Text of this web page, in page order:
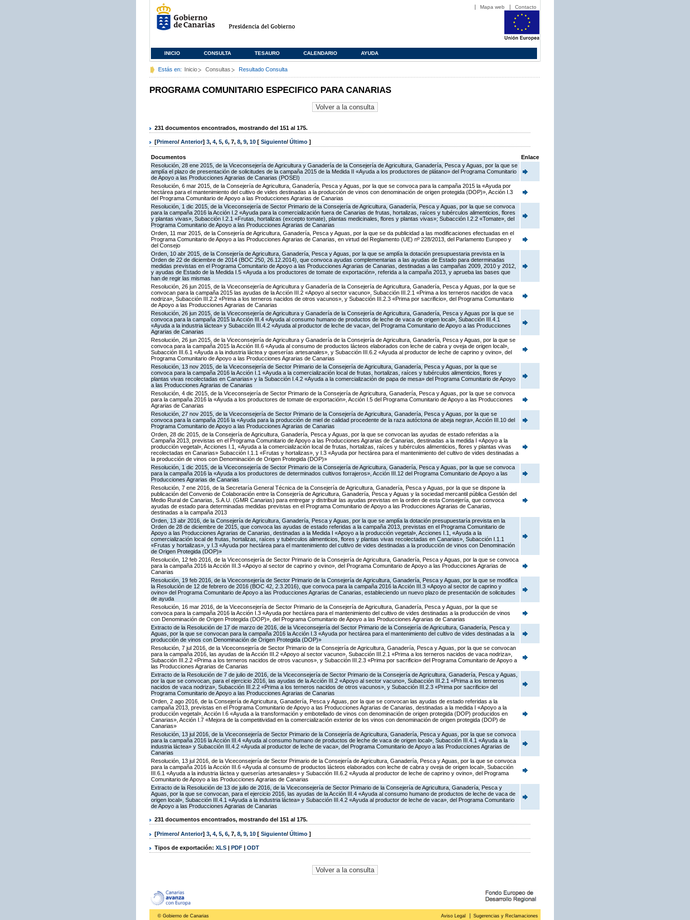
Mapa web Contacto
INICIO CONSULTA TESAURO CALENDARIO AYUDA
Estás en: Inicio Consultas Resultado Consulta
PROGRAMA COMUNITARIO ESPECIFICO PARA CANARIAS
231 documentos encontrados, mostrando del 151 al 175.
[Primero/ Anterior] 3, 4, 5, 6, 7, 8, 9, 10 [ Siguiente/ Último ]
Documentos
Enlace
Resolución, 28 ene 2015, de la Viceconsejería de Agricultura y Ganadería de la Consejería de Agricultura, Ganadería, Pesca y Aguas, por la que se
amplía el plazo de presentación de solicitudes de la campaña 2015 de la Medida II «Ayuda a los productores de plátano» del Programa Comunitario
de Apoyo a las Producciones Agrarias de Canarias (POSEI)
Resolución, 6 mar 2015, de la Consejería de Agricultura, Ganadería, Pesca y Aguas, por la que se convoca para la campaña 2015 la «Ayuda por
hectárea para el mantenimiento del cultivo de vides destinadas a la producción de vinos con denominación de origen protegida (DOP)», Acción I.3
del Programa Comunitario de Apoyo a las Producciones Agrarias de Canarias
Resolución, 1 dic 2015, de la Viceconsejería de Sector Primario de la Consejería de Agricultura, Ganadería, Pesca y Aguas, por la que se convoca
para la campaña 2016 la Acción I.2 «Ayuda para la comercialización fuera de Canarias de frutas, hortalizas, raíces y tubérculos alimenticios, flores
y plantas vivas», Subacción I.2.1 «Frutas, hortalizas (excepto tomate), plantas medicinales, flores y plantas vivas»; Subacción I.2.2 «Tomate», del
Programa Comunitario de Apoyo a las Producciones Agrarias de Canarias
Orden, 11 mar 2015, de la Consejería de Agricultura, Ganadería, Pesca y Aguas, por la que se da publicidad a las modificaciones efectuadas en el
Programa Comunitario de Apoyo a las Producciones Agrarias de Canarias, en virtud del Reglamento (UE) nº 228/2013, del Parlamento Europeo y
del Consejo
Orden, 10 abr 2015, de la Consejería de Agricultura, Ganadería, Pesca y Aguas, por la que se amplía la dotación presupuestaria prevista en la
Orden de 22 de diciembre de 2014 (BOC 250, 26.12.2014), que convoca ayudas complementarias a las ayudas de Estado para determinadas
medidas previstas en el Programa Comunitario de Apoyo a las Producciones Agrarias de Canarias, destinadas a las campañas 2009, 2010 y 2012,
y ayudas de Estado de la Medida I.5 «Ayuda a los productores de tomate de exportación», referida a la campaña 2013, y aprueba las bases que
han de regir las mismas
Resolución, 26 jun 2015, de la Viceconsejería de Agricultura y Ganadería de la Consejería de Agricultura, Ganadería, Pesca y Aguas, por la que se
convocan para la campaña 2015 las ayudas de la Acción III.2 «Apoyo al sector vacuno», Subacción III.2.1 «Prima a los terneros nacidos de vaca
nodriza», Subacción III.2.2 «Prima a los terneros nacidos de otros vacunos», y Subacción III.2.3 «Prima por sacrificio», del Programa Comunitario
de Apoyo a las Producciones Agrarias de Canarias
Resolución, 26 jun 2015, de la Viceconsejería de Agricultura y Ganadería de la Consejería de Agricultura, Ganadería, Pesca y Aguas por la que se
convoca para la campaña 2015 la Acción III.4 «Ayuda al consumo humano de productos de leche de vaca de origen local», Subacción III.4.1
«Ayuda a la industria láctea» y Subacción III.4.2 «Ayuda al productor de leche de vaca», del Programa Comunitario de Apoyo a las Producciones
Agrarias de Canarias
Resolución, 26 jun 2015, de la Viceconsejería de Agricultura y Ganadería de la Consejería de Agricultura, Ganadería, Pesca y Aguas, por la que se
convoca para la campaña 2015 la Acción III.6 «Ayuda al consumo de productos lácteos elaborados con leche de cabra y oveja de origen local»,
Subacción III.6.1 «Ayuda a la industria láctea y queserías artesanales», y Subacción III.6.2 «Ayuda al productor de leche de caprino y ovino», del
Programa Comunitario de Apoyo a las Producciones Agrarias de Canarias
Resolución, 13 nov 2015, de la Viceconsejería de Sector Primario de la Consejería de Agricultura, Ganadería, Pesca y Aguas, por la que se
convoca para la campaña 2016 la Acción I.1 «Ayuda a la comercialización local de frutas, hortalizas, raíces y tubérculos alimenticios, flores y
plantas vivas recolectadas en Canarias» y la Subacción I.4.2 «Ayuda a la comercialización de papa de mesa» del Programa Comunitario de Apoyo
a las Producciones Agrarias de Canarias
Resolución, 4 dic 2015, de la Viceconsejería de Sector Primario de la Consejería de Agricultura, Ganadería, Pesca y Aguas, por la que se convoca
para la campaña 2016 la «Ayuda a los productores de tomate de exportación», Acción I.5 del Programa Comunitario de Apoyo a las Producciones
Agrarias de Canarias
Resolución, 27 nov 2015, de la Viceconsejería de Sector Primario de la Consejería de Agricultura, Ganadería, Pesca y Aguas, por la que se
convoca para la campaña 2016 la «Ayuda para la producción de miel de calidad procedente de la raza autóctona de abeja negra», Acción III.10 del
Programa Comunitario de Apoyo a las Producciones Agrarias de Canarias
Orden, 28 dic 2015, de la Consejería de Agricultura, Ganadería, Pesca y Aguas, por la que se convocan las ayudas de estado referidas a la
Campaña 2013, previstas en el Programa Comunitario de Apoyo a las Producciones Agrarias de Canarias, destinadas a la medida I «Apoyo a la
producción vegetal», Acciones I.1, «Ayuda a la comercialización local de frutas, hortalizas, raíces y tubérculos alimenticios, flores y plantas vivas
recolectadas en Canarias» Subacción I.1.1 «Frutas y hortalizas», y I.3 «Ayuda por hectárea para el mantenimiento del cultivo de vides destinadas a
la producción de vinos con Denominación de Origen Protegida (DOP)»
Resolución, 1 dic 2015, de la Viceconsejería de Sector Primario de la Consejería de Agricultura, Ganadería, Pesca y Aguas, por la que se convoca
para la campaña 2016 la «Ayuda a los productores de determinados cultivos forrajeros», Acción III.12 del Programa Comunitario de Apoyo a las
Producciones Agrarias de Canarias
Resolución, 7 ene 2016, de la Secretaría General Técnica de la Consejería de Agricultura, Ganadería, Pesca y Aguas, por la que se dispone la
publicación del Convenio de Colaboración entre la Consejería de Agricultura, Ganadería, Pesca y Aguas y la sociedad mercantil pública Gestión del
Medio Rural de Canarias, S.A.U. (GMR Canarias) para entregar y distribuir las ayudas previstas en la orden de esta Consejería, que convoca
ayudas de estado para determinadas medidas previstas en el Programa Comunitario de Apoyo a las Producciones Agrarias de Canarias,
destinadas a la campaña 2013
Orden, 13 abr 2016, de la Consejería de Agricultura, Ganadería, Pesca y Aguas, por la que se amplía la dotación presupuestaría prevista en la
Orden de 28 de diciembre de 2015, que convoca las ayudas de estado referidas a la campaña 2013, previstas en el Programa Comunitario de
Apoyo a las Producciones Agrarias de Canarias, destinadas a la Medida I «Apoyo a la producción vegetal», Acciones I.1, «Ayuda a la
comercialización local de frutas, hortalizas, raíces y tubérculos alimenticios, flores y plantas vivas recolectadas en Canarias», Subacción I.1.1
«Frutas y hortalizas», y I.3 «Ayuda por hectárea para el mantenimiento del cultivo de vides destinadas a la producción de vinos con Denominación
de Origen Protegida (DOP)»
Resolución, 12 feb 2016, de la Viceconsejería de Sector Primario de la Consejería de Agricultura, Ganadería, Pesca y Aguas, por la que se convoca
para la campaña 2016 la Acción III.3 «Apoyo al sector de caprino y ovino», del Programa Comunitario de Apoyo a las Producciones Agrarias de
Canarias
Resolución, 19 feb 2016, de la Viceconsejería de Sector Primario de la Consejería de Agricultura, Ganadería, Pesca y Aguas, por la que se modifica
la Resolución de 12 de febrero de 2016 (BOC 42, 2.3.2016), que convoca para la campaña 2016 la Acción III.3 «Apoyo al sector de caprino y
ovino» del Programa Comunitario de Apoyo a las Producciones Agrarias de Canarias, estableciendo un nuevo plazo de presentación de solicitudes
de ayuda
Resolución, 16 mar 2016, de la Viceconsejería de Sector Primario de la Consejería de Agricultura, Ganadería, Pesca y Aguas, por la que se
convoca para la campaña 2016 la Acción I.3 «Ayuda por hectárea para el mantenimiento del cultivo de vides destinadas a la producción de vinos
con Denominación de Origen Protegida (DOP)», del Programa Comunitario de Apoyo a las Producciones Agrarias de Canarias
Extracto de la Resolución de 17 de marzo de 2016, de la Viceconsejería del Sector Primario de la Consejería de Agricultura, Ganadería, Pesca y
Aguas, por la que se convocan para la campaña 2016 la Acción I.3 «Ayuda por hectárea para el mantenimiento del cultivo de vides destinadas a la
producción de vinos con Denominación de Origen Protegida (DOP)»
Resolución, 7 jul 2016, de la Viceconsejería de Sector Primario de la Consejería de Agricultura, Ganadería, Pesca y Aguas, por la que se convocan
para la campaña 2016, las ayudas de la Acción III.2 «Apoyo al sector vacuno», Subacción III.2.1 «Prima a los terneros nacidos de vaca nodriza»,
Subacción III.2.2 «Prima a los terneros nacidos de otros vacunos», y Subacción III.2.3 «Prima por sacrificio» del Programa Comunitario de Apoyo a
las Producciones Agrarias de Canarias
Extracto de la Resolución de 7 de julio de 2016, de la Viceconsejería de Sector Primario de la Consejería de Agricultura, Ganadería, Pesca y Aguas,
por la que se convocan, para el ejercicio 2016, las ayudas de la Acción III.2 «Apoyo al sector vacuno», Subacción III.2.1 «Prima a los terneros
nacidos de vaca nodriza», Subacción III.2.2 «Prima a los terneros nacidos de otros vacunos», y Subacción III.2.3 «Prima por sacrificio» del
Programa Comunitario de Apoyo a las Producciones Agrarias de Canarias
Orden, 2 ago 2016, de la Consejería de Agricultura, Ganadería, Pesca y Aguas, por la que se convocan las ayudas de estado referidas a la
campaña 2013, previstas en el Programa Comunitario de Apoyo a las Producciones Agrarias de Canarias, destinadas a la medida I «Apoyo a la
producción vegetal», Acción I.6 «Ayuda a la transformación y embotellado de vinos con denominación de origen protegida (DOP) producidos en
Canarias», Acción I.7 «Mejora de la competitividad en la comercialización exterior de los vinos con denominación de origen protegida (DOP) de
Canarias»
Resolución, 13 jul 2016, de la Viceconsejería de Sector Primario de la Consejería de Agricultura, Ganadería, Pesca y Aguas, por la que se convoca
para la campaña 2016 la Acción III.4 «Ayuda al consumo humano de productos de leche de vaca de origen local», Subacción III.4.1 «Ayuda a la
industria láctea» y Subacción III.4.2 «Ayuda al productor de leche de vaca», del Programa Comunitario de Apoyo a las Producciones Agrarias de
Canarias
Resolución, 13 jul 2016, de la Viceconsejería de Sector Primario de la Consejería de Agricultura, Ganadería, Pesca y Aguas, por la que se convoca
para la campaña 2016 la Acción III.6 «Ayuda al consumo de productos lácteos elaborados con leche de cabra y oveja de origen local», Subacción
III.6.1 «Ayuda a la industria láctea y queserías artesanales» y Subacción III.6.2 «Ayuda al productor de leche de caprino y ovino», del Programa
Comunitario de Apoyo a las Producciones Agrarias de Canarias
Extracto de la Resolución de 13 de julio de 2016, de la Viceconsejería de Sector Primario de la Consejería de Agricultura, Ganadería, Pesca y
Aguas, por la que se convocan, para el ejercicio 2016, las ayudas de la Acción III.4 «Ayuda al consumo humano de productos de leche de vaca de
origen local», Subacción III.4.1 «Ayuda a la industria láctea» y Subacción III.4.2 «Ayuda al productor de leche de vaca», del Programa Comunitario
de Apoyo a las Producciones Agrarias de Canarias
231 documentos encontrados, mostrando del 151 al 175.
[Primero/ Anterior] 3, 4, 5, 6, 7, 8, 9, 10 [ Siguiente/ Último ]
Tipos de exportación: XLS | PDF | ODT
© Gobierno de Canarias Aviso Legal Sugerencias y Reclamaciones